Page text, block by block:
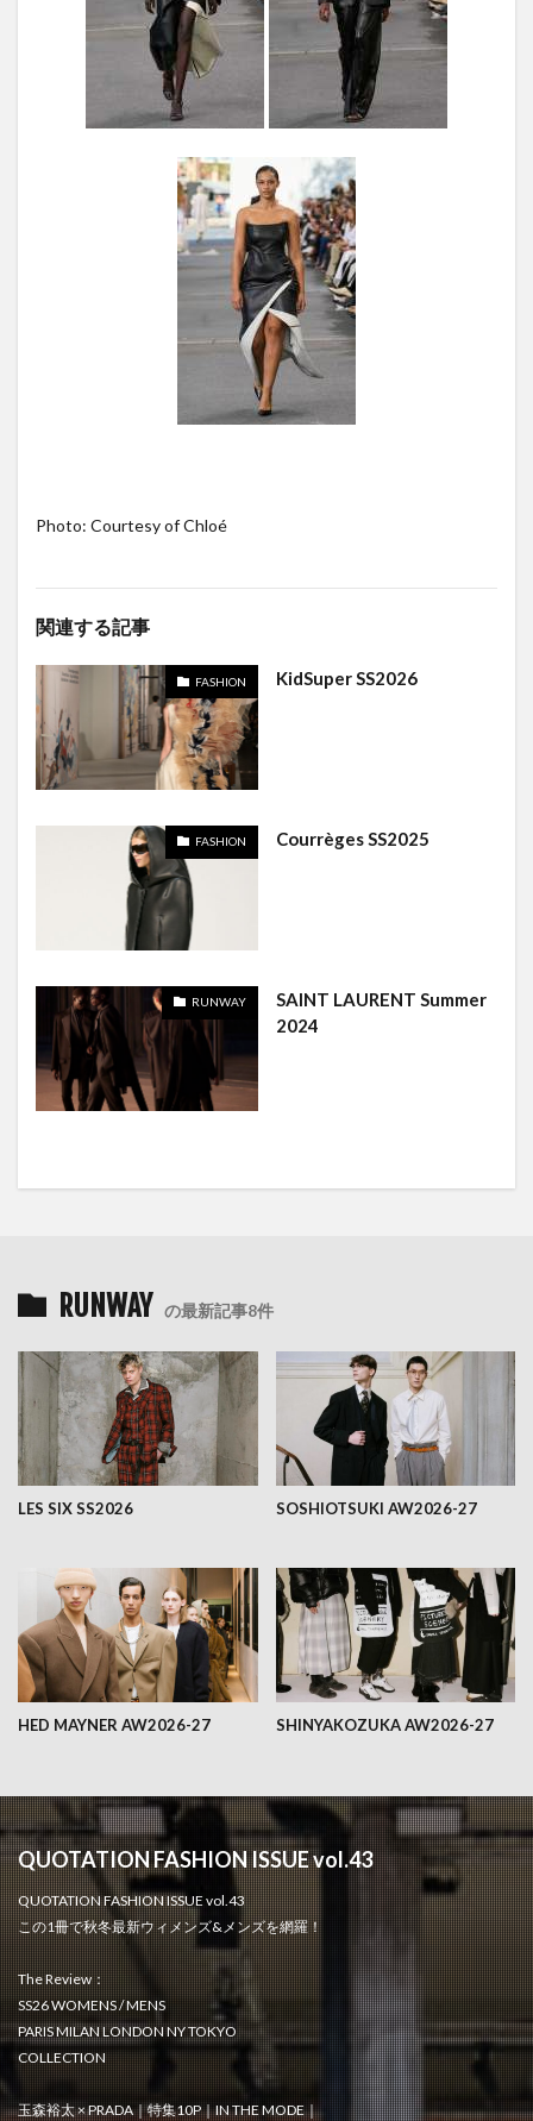
Photo: Courtesy of Chloé
関連する記事
FASHION KidSuper SS2026
FASHION Courrèges SS2025
RUNWAY
SAINT LAURENT Summer
2024
RUNWAY の最新記事8件
LES SIX SS2026 SOSHIOTSUKI AW2026-27
HED MAYNER AW2026-27 SHINYAKOZUKA AW2026-27
QUOTATION FASHION ISSUE vol.43
QUOTATION FASHION ISSUE vol.43
この1冊で秋冬最新ウィメンズ&メンズを網羅！
The Review：
SS26 WOMENS / MENS
PARIS MILAN LONDON NY TOKYO
COLLECTION
玉森裕太 × PRADA｜特集10P｜IN THE MODE｜